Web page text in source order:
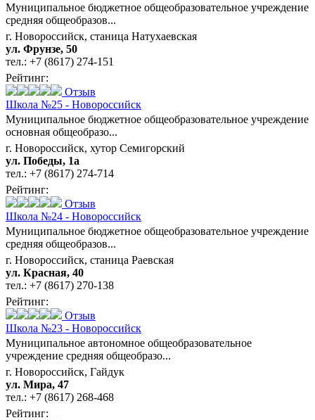
Муниципальное бюджетное общеобразовательное учреждение
средняя общеобразов...
г. Новороссийск, станица Натухаевская
ул. Фрунзе, 50
тел.: +7 (8617) 274-151
Рейтинг:
Отзыв
Школа №25 - Новороссийск
Муниципальное бюджетное общеобразовательное учреждение
основная общеобразо...
г. Новороссийск, хутор Семигорский
ул. Победы, 1а
тел.: +7 (8617) 274-714
Рейтинг:
Отзыв
Школа №24 - Новороссийск
Муниципальное бюджетное общеобразовательное учреждение
средняя общеобразов...
г. Новороссийск, станица Раевская
ул. Красная, 40
тел.: +7 (8617) 270-138
Рейтинг:
Отзыв
Школа №23 - Новороссийск
Муниципальное автономное общеобразовательное
учреждение средняя общеобразо...
г. Новороссийск, Гайдук
ул. Мира, 47
тел.: +7 (8617) 268-468
Рейтинг: